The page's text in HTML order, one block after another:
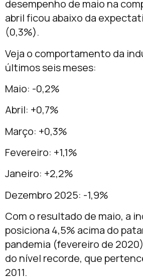
desempenho de maio na
abril ficou abaixo da
(0,3%).
Veja o comportamento da
últimos seis meses:
Maio: -0,2%
Abril: +0,7%
Março: +0,3%
Fevereiro: +1,1%
Janeiro: +2,2%
Dezembro 2025: -1,9%
Com o resultado de maio, a
posiciona 4,5% acima do
pandemia (fevereiro de
do nível recorde, que
2011.